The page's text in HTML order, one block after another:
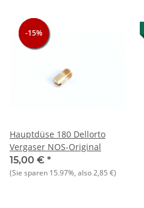
-15%
-15%
-15%
Hauptdüse 180 Dellorto
Vergaser NOS-Original
15,00 € *
(Sie sparen 15.97%, also2,85 €)